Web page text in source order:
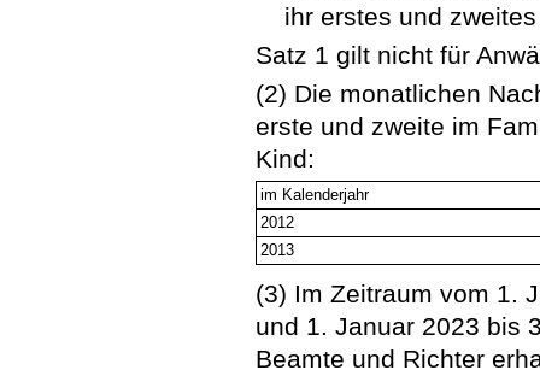
ihr erstes und
Satz 1 gilt nicht für
(2) Die monatlichen
erste und zweite im
Kind:
im Kalenderjahr
2012
2013
(3) Im Zeitraum vom 1.
und 1. Januar 2023 bis
Beamte und Richter